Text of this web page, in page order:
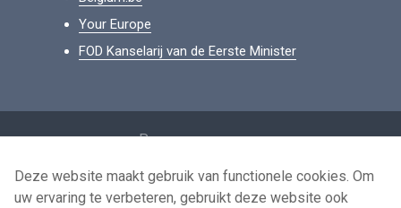
Your Europe
FOD Kanselarij van de Eerste Minister
Persoonsgegevens
Voorwaarden voor het hergebruik
Contacteer ons
Deze website maakt gebruik van functionele cookies. Om
uw ervaring te verbeteren, gebruikt deze website ook